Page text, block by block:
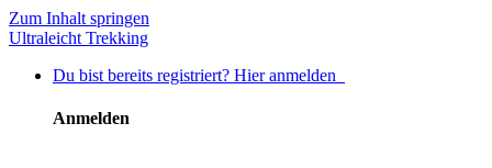
Zum Inhalt springen
Ultraleicht Trekking
Du bist bereits registriert? Hier anmelden
Anmelden